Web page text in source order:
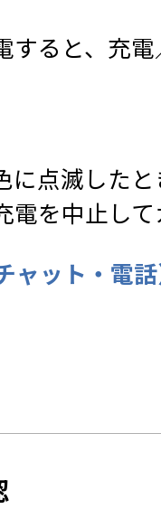
すると、充
に点滅した
電を中止し
ャット・電